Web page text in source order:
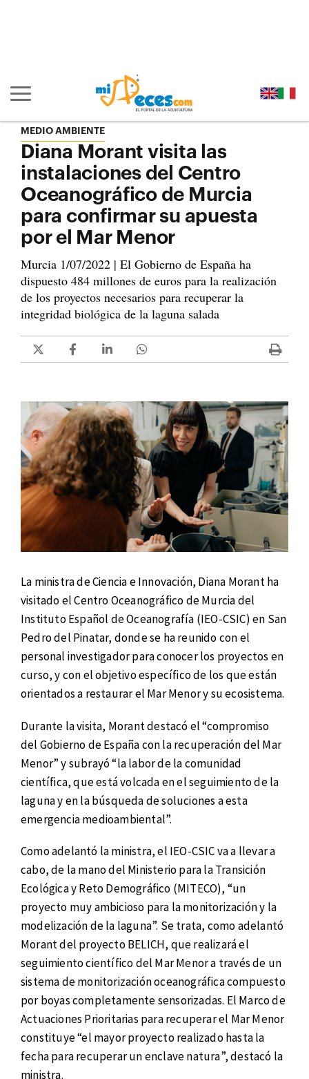
Mostrar/ocultar navegación principal
MEDIO AMBIENTE
Diana Morant visita las
instalaciones del Centro
Oceanográfico de Murcia
para confirmar su apuesta
por el Mar Menor
Murcia 1/07/2022 | El Gobierno de España ha
dispuesto 484 millones de euros para la realización
de los proyectos necesarios para recuperar la
integridad biológica de la laguna salada
La ministra de Ciencia e Innovación, Diana Morant ha
visitado el Centro Oceanográfico de Murcia del
Instituto Español de Oceanografía (IEO-CSIC) en San
Pedro del Pinatar, donde se ha reunido con el
personal investigador para conocer los proyectos en
curso, y con el objetivo específico de los que están
orientados a restaurar el Mar Menor y su ecosistema.
Durante la visita, Morant destacó el “compromiso
del Gobierno de España con la recuperación del Mar
Menor” y subrayó “la labor de la comunidad
científica, que está volcada en el seguimiento de la
laguna y en la búsqueda de soluciones a esta
emergencia medioambiental”.
Como adelantó la ministra, el IEO-CSIC va a llevar a
cabo, de la mano del Ministerio para la Transición
Ecológica y Reto Demográfico (MITECO), “un
proyecto muy ambicioso para la monitorización y la
modelización de la laguna”. Se trata, como adelantó
Morant del proyecto BELICH, que realizará el
seguimiento científico del Mar Menor a través de un
sistema de monitorización oceanográfica compuesto
por boyas completamente sensorizadas. El Marco de
Actuaciones Prioritarias para recuperar el Mar Menor
constituye “el mayor proyecto realizado hasta la
fecha para recuperar un enclave natura”, destacó la
ministra.